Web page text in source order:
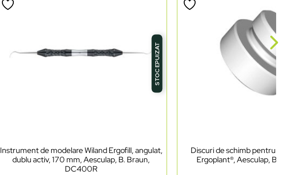
STOC EPUIZAT
Instrument de modelare Wiland Ergofill, angulat,
dublu activ, 170 mm, Aesculap, B. Braun,
DC400R
Discuri de schimb pentru
Ergoplant®, Aesculap, B.